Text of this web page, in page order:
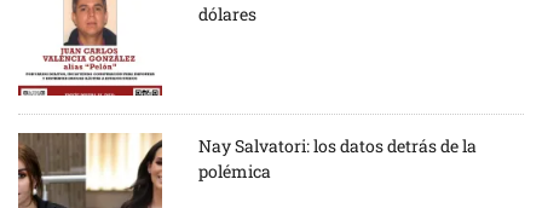
dólares
Nay Salvatori: los datos detrás de la
polémica